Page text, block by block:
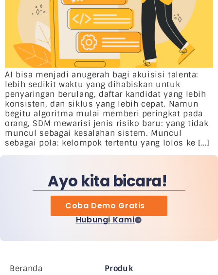
AI bisa menjadi anugerah bagi akuisisi talenta:
lebih sedikit waktu yang dihabiskan untuk
penyaringan berulang, daftar kandidat yang lebih
konsisten, dan siklus yang lebih cepat. Namun
begitu algoritma mulai memberi peringkat pada
orang, SDM mewarisi jenis risiko baru: yang tidak
muncul sebagai kesalahan sistem. Muncul
sebagai pola: kelompok tertentu yang lolos ke […]
Ayo kita bicara!
Coba Demo Gratis
Hubungi Kami
Beranda
Produk